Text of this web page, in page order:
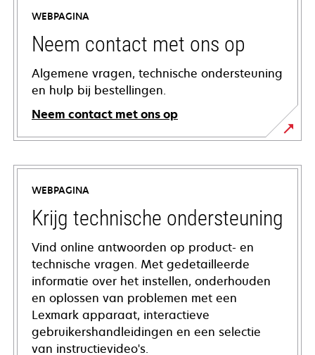
WEBPAGINA
Neem contact met ons op
Algemene vragen, technische ondersteuning
en hulp bij bestellingen.
Neem contact met ons op
WEBPAGINA
Krijg technische ondersteuning
Vind online antwoorden op product- en
technische vragen. Met gedetailleerde
informatie over het instellen, onderhouden
en oplossen van problemen met een
Lexmark apparaat, interactieve
gebruikershandleidingen en een selectie
van instructievideo's.